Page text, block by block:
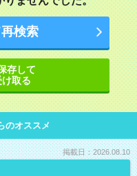
検索
存して
取る
のオススメ
掲載日：2026.08.10